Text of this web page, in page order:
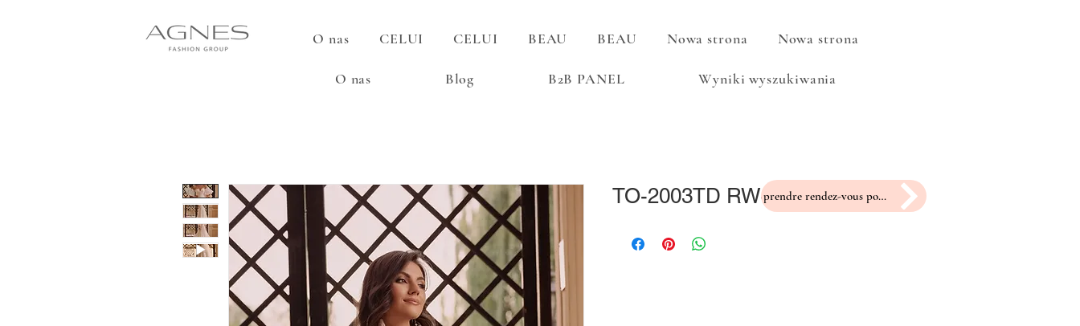
O nas CELUI CELUI BEAU BEAU Nowa strona Nowa strona
O nas Blog B2B PANEL Wyniki wyszukiwania
TO-2003TD RW-99 prendre rendez-vous pour un essayage